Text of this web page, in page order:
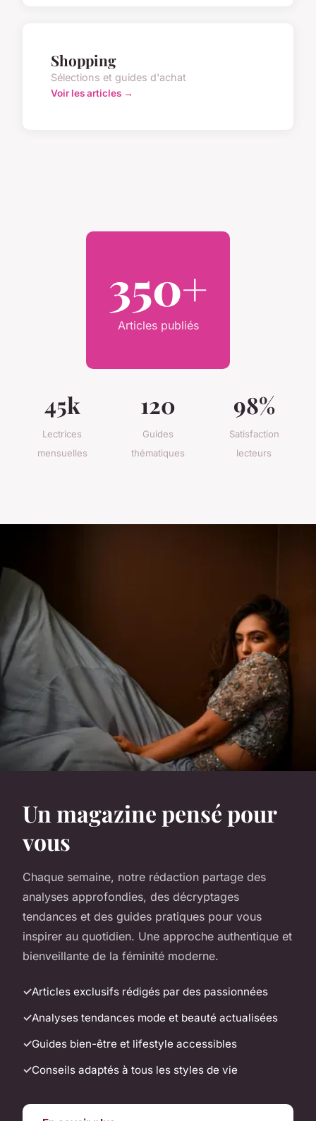
Shopping
Sélections et guides d'achat
Voir les articles →
350+
Articles publiés
45k
Lectrices
mensuelles
120
Guides
thématiques
98%
Satisfaction
lecteurs
Un magazine pensé pour
vous
Chaque semaine, notre rédaction partage des
analyses approfondies, des décryptages
tendances et des guides pratiques pour vous
inspirer au quotidien. Une approche authentique et
bienveillante de la féminité moderne.
Articles exclusifs rédigés par des passionnées
Analyses tendances mode et beauté actualisées
Guides bien-être et lifestyle accessibles
Conseils adaptés à tous les styles de vie